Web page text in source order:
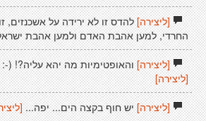
[ליצירה]להדס זו לא ירידה על אשכנזים,
החרדי, למען אהבת האדם ולמען אהבת
[ליצירה]והאופטימיות מה יהא עליה?!
[ליצירה]
[ליצירה]יש חוף בקצה הים... יפה...